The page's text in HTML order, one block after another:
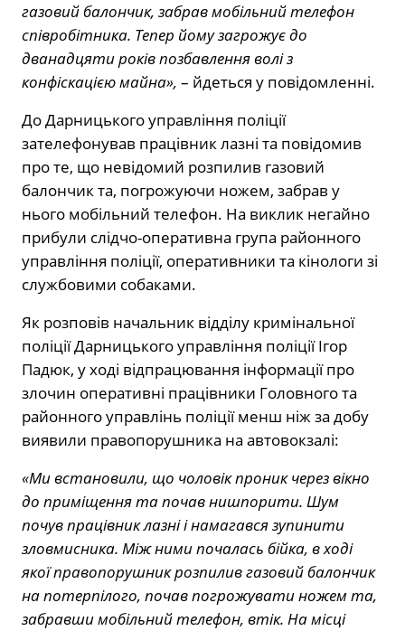
газовий балончик, забрав мобільний телефон
співробітника. Тепер йому загрожує до
дванадцяти років позбавлення волі з
конфіскацією майна», – йдеться у повідомленні.
До Дарницького управління поліції
зателефонував працівник лазні та повідомив
про те, що невідомий розпилив газовий
балончик та, погрожуючи ножем, забрав у
нього мобільний телефон. На виклик негайно
прибули слідчо-оперативна група районного
управління поліції, оперативники та кінологи зі
службовими собаками.
Як розповів начальник відділу кримінальної
поліції Дарницького управління поліції Ігор
Падюк, у ході відпрацювання інформації про
злочин оперативні працівники Головного та
районного управлінь поліції менш ніж за добу
виявили правопорушника на автовокзалі:
«Ми встановили, що чоловік проник через вікно
до приміщення та почав нишпорити. Шум
почув працівник лазні і намагався зупинити
зловмисника. Між ними почалась бійка, в ході
якої правопорушник розпилив газовий балончик
на потерпілого, почав погрожувати ножем та,
забравши мобільний телефон, втік. На місці